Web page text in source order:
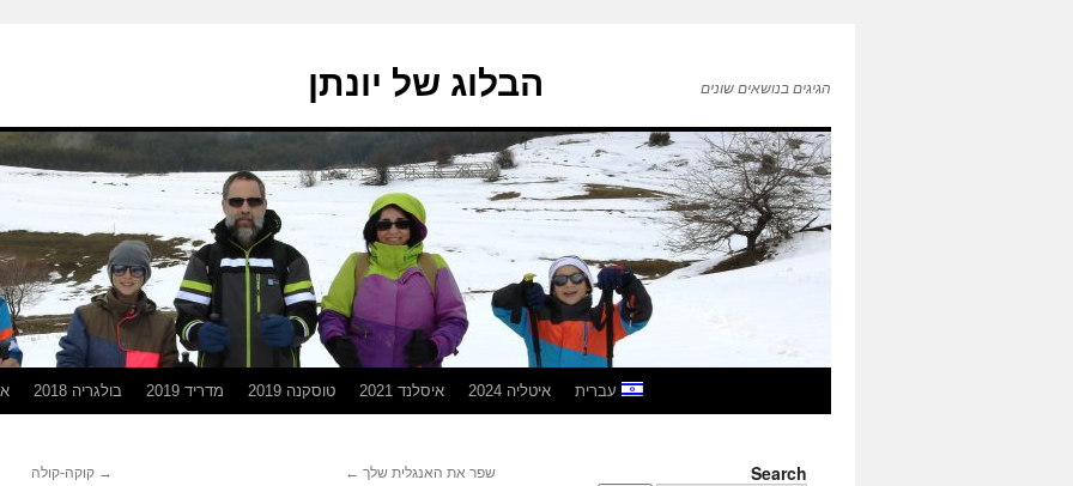
הבלוג של יונתן הגיגים בנושאים שונים
בולגריה 2018 מדריד 2019 טוסקנה 2019 איסלנד 2021 איטליה 2024 עברית
→ קוקה-קולה שפר את האנגלית שלך ← Search